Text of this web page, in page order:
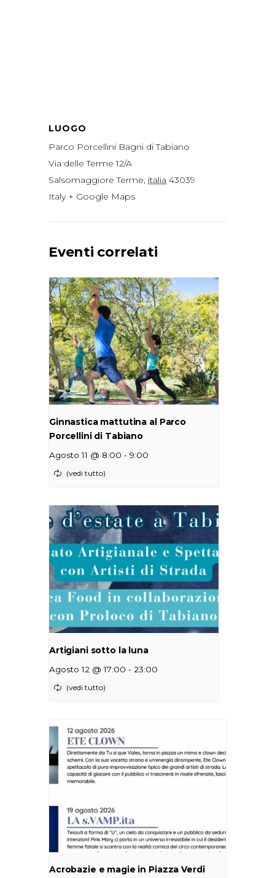
LUOGO
Parco Porcellini Bagni di Tabiano
Via delle Terme 12/A
Salsomaggiore Terme, italia 43039
Italy + Google Maps
Eventi correlati
Ginnastica mattutina al Parco
Porcellini di Tabiano
Agosto 11 @ 8:00 - 9:00
Artigiani sotto la luna
Agosto 12 @ 17:00 - 23:00
Acrobazie e magie in Piazza Verdi